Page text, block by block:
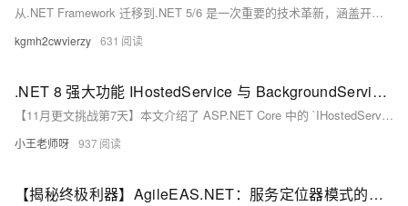
从.NET Framework 迁移到.NET 5/6 是一次重要的技术革新，涵盖开发环境与应用架构的全面升级。本文通过具体案例详细解析迁移流程，包括评估现有应用、利用.NET Portability Analyzer 工具识别可移植代码、创建新项目、逐步迁移代码及处理依赖项更新等关键步骤。特别关注命名空间调整、JSON 序列化工具更换及数据库访问层重构等内容，旨在帮助开发者掌握最佳实践，确保迁移过程平稳高效，同时提升应用性能与可维护性。
kgmh2cwvierzy 631
.NET 8 强大功能 IHostedService 与 BackgroundService 实战
【11月更文挑战第7天】本文介绍了 ASP.NET Core 中的 `IHostedService` 和 `BackgroundService` 接口及其用途。`IHostedService` 定义了 `StartAsync` 和 `StopAsync` 方法，用于在应用启动和停止时执行异步操作，适用于资源初始化和清理等任务。`BackgroundService` 是 `IHostedService` 的抽象实现，简化了后台任务的编写，通过 `ExecuteAsync` 方法实现长时间运行的任务逻辑。文章还提供了创建和注册这两个服务的实战步骤，帮助开发者在实际项目中应用这些功能。
小王老师呀 937
【揭秘终极利器】AgileEAS.NET：服务定位器模式的魔法，如何让企业级软件开发瞬间提速？揭秘背后的技术奥秘与实战指南！